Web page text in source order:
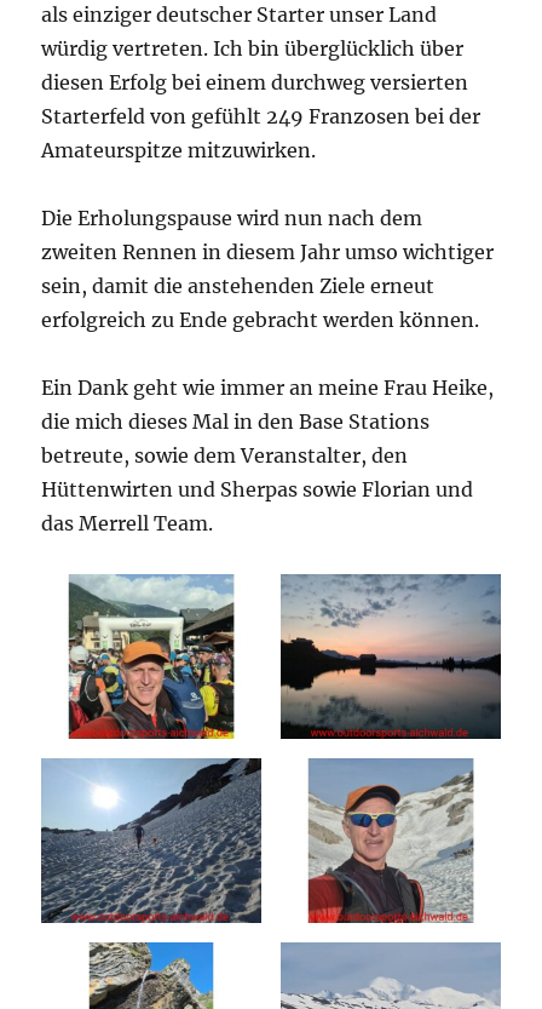
als einziger deutscher Starter unser Land
würdig vertreten. Ich bin überglücklich über
diesen Erfolg bei einem durchweg versierten
Starterfeld von gefühlt 249 Franzosen bei der
Amateurspitze mitzuwirken.
Die Erholungspause wird nun nach dem
zweiten Rennen in diesem Jahr umso wichtiger
sein, damit die anstehenden Ziele erneut
erfolgreich zu Ende gebracht werden können.
Ein Dank geht wie immer an meine Frau Heike,
die mich dieses Mal in den Base Stations
betreute, sowie dem Veranstalter, den
Hüttenwirten und Sherpas sowie Florian und
das Merrell Team.